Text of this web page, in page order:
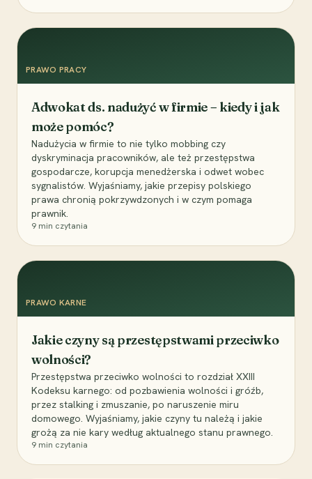
PRAWO PRACY
Adwokat ds. nadużyć w firmie – kiedy i jak
może pomóc?
Nadużycia w firmie to nie tylko mobbing czy
dyskryminacja pracowników, ale też przestępstwa
gospodarcze, korupcja menedżerska i odwet wobec
sygnalistów. Wyjaśniamy, jakie przepisy polskiego
prawa chronią pokrzywdzonych i w czym pomaga
prawnik.
9 min czytania
PRAWO KARNE
Jakie czyny są przestępstwami przeciwko
wolności?
Przestępstwa przeciwko wolności to rozdział XXIII
Kodeksu karnego: od pozbawienia wolności i gróźb,
przez stalking i zmuszanie, po naruszenie miru
domowego. Wyjaśniamy, jakie czyny tu należą i jakie
grożą za nie kary według aktualnego stanu prawnego.
9 min czytania